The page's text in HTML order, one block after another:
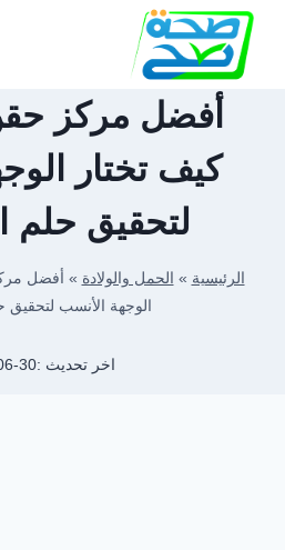
التجاوز
المحتوى
أفضل مركز
كيف تختار
لتحقيق حلم
الرئيسية » الحمل والولادة » أفضل
الوجهة الأنسب لتحقيق
اخر تحديث :30